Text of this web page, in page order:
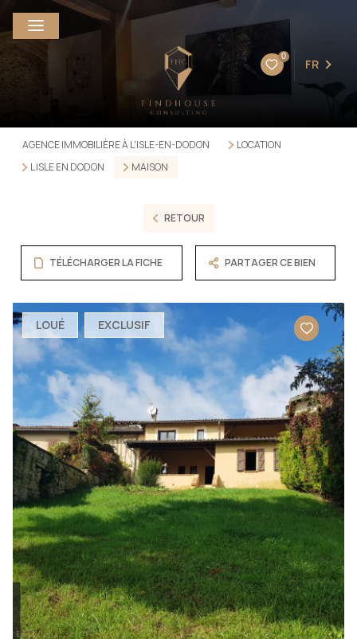
0
FR
AGENCE IMMOBILIÈRE À L'ISLE-EN-DODON
LOCATION
L ISLE EN DODON
MAISON
RETOUR
TÉLÉCHARGER LA FICHE PARTAGER CE BIEN
LOUÉ EXCLUSIF